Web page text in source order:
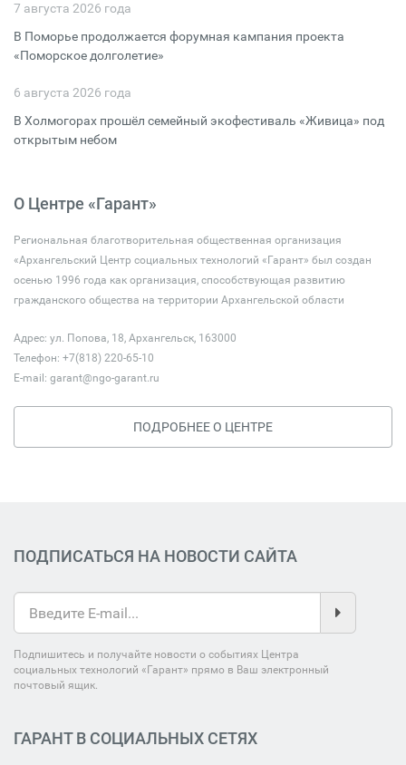
7 августа 2026 года
В Поморье продолжается форумная кампания проекта
«Поморское долголетие»
6 августа 2026 года
В Холмогорах прошёл семейный экофестиваль «Живица» под
открытым небом
О Центре «Гарант»
Региональная благотворительная общественная организация
«Архангельский Центр социальных технологий «Гарант» был создан
осенью 1996 года как организация, способствующая развитию
гражданского общества на территории Архангельской области
Адрес: ул. Попова, 18, Архангельск, 163000
Телефон: +7(818) 220-65-10
E-mail: garant@ngo-garant.ru
ПОДРОБНЕЕ О ЦЕНТРЕ
ПОДПИСАТЬСЯ НА НОВОСТИ САЙТА
Подпишитесь и получайте новости о событиях Центра
социальных технологий «Гарант» прямо в Ваш электронный
почтовый ящик.
ГАРАНТ В СОЦИАЛЬНЫХ СЕТЯХ